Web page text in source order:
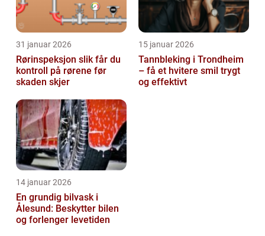
31 januar 2026
Rørinspeksjon slik får du
kontroll på rørene før
skaden skjer
15 januar 2026
Tannbleking i Trondheim
– få et hvitere smil trygt
og effektivt
14 januar 2026
En grundig bilvask i
Ålesund: Beskytter bilen
og forlenger levetiden